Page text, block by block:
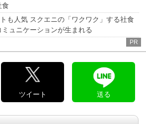
食
も人気 スクエニの「ワクワク」する社食
ュニケーションが生まれる
PR
ツイート 送る